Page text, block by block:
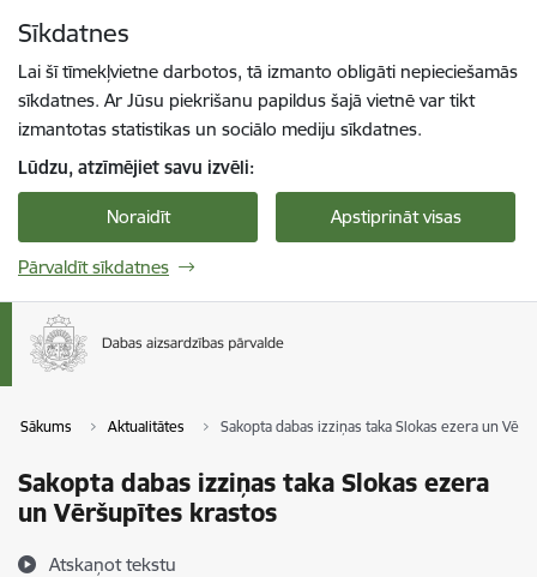
Sīkdatnes
Lai šī tīmekļvietne darbotos, tā izmanto obligāti nepieciešamās
sīkdatnes. Ar Jūsu piekrišanu papildus šajā vietnē var tikt
izmantotas statistikas un sociālo mediju sīkdatnes.
Lūdzu, atzīmējiet savu izvēli:
Noraidīt Apstiprināt visas
Pārvaldīt sīkdatnes
Sākums Aktualitātes Sakopta dabas izziņas taka Slokas ezera un
Sakopta dabas izziņas taka Slokas ezera
un Vēršupītes krastos
Atskaņot tekstu